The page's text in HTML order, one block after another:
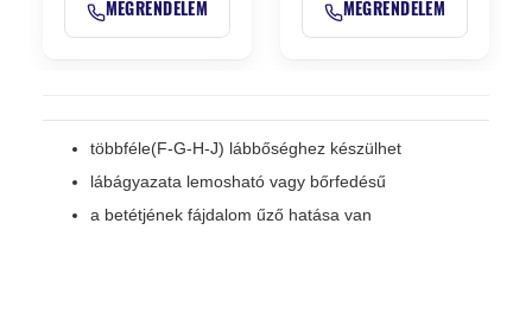
MEGRENDELEM MEGRENDELEM
többféle(F-G-H-J) lábbőséghez készülhet
lábágyazata lemosható vagy bőrfedésű
a betétjének fájdalom űző hatása van